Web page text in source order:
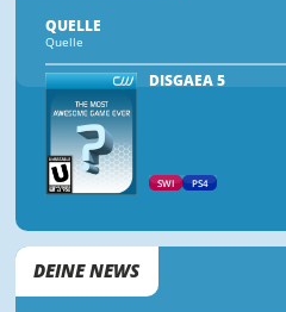
QUELLE
Quelle
DISGAEA 5
SWI PS4
DEINE NEWS